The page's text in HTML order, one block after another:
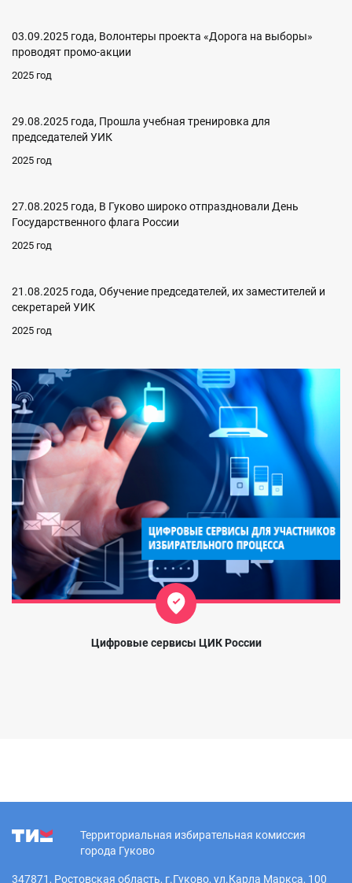
03.09.2025 года, Волонтеры проекта «Дорога на выборы»
проводят промо-акции
2025 год
29.08.2025 года, Прошла учебная тренировка для
председателей УИК
2025 год
27.08.2025 года, В Гуково широко отпраздновали День
Государственного флага России
2025 год
21.08.2025 года, Обучение председателей, их заместителей и
секретарей УИК
2025 год
Цифровые сервисы ЦИК России
Территориальная избирательная комиссия
города Гуково
347871, Ростовская область, г.Гуково, ул.Карла Маркса, 100